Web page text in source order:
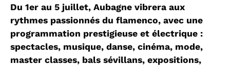
Du 1er au 5 juillet, Aubagne vibrera aux
rythmes passionnés du flamenco, avec une
programmation prestigieuse et électrique :
spectacles, musique, danse, cinéma, mode,
master classes, bals sévillans, expositions,